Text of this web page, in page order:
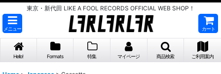
東京・新代田 LIKE A FOOL RECORDS OFFICIAL WEB SHOP！
メニュー カート
Hello! Formats 特集 マイページ 商品検索 ご利用案内